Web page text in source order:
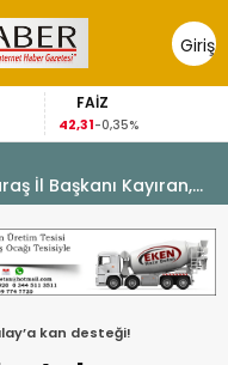
Giriş
Yap
FAİZ
42,31-0,35%
İl Başkanı Kayıran,
kan desteği!